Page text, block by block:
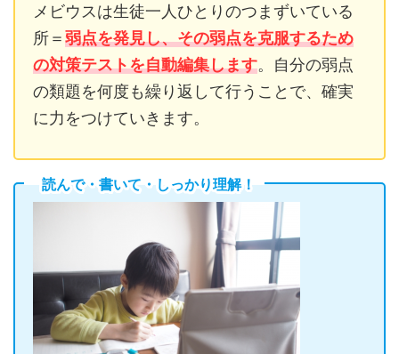
メビウスは生徒一人ひとりのつまずいている
所＝弱点を発見し、その弱点を克服するため
の対策テストを自動編集します。自分の弱点
の類題を何度も繰り返して行うことで、確実
に力をつけていきます。
読んで・書いて・しっかり理解！